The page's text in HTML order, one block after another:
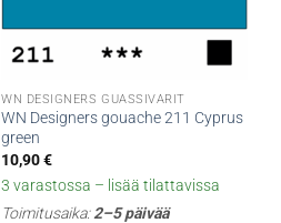
WN DESIGNERS GUASSIVÄRIT
WN Designers gouache 211 Cyprus
green
10,90€
3 varastossa – lisää tilattavissa
Toimitusaika:2–5 päivää